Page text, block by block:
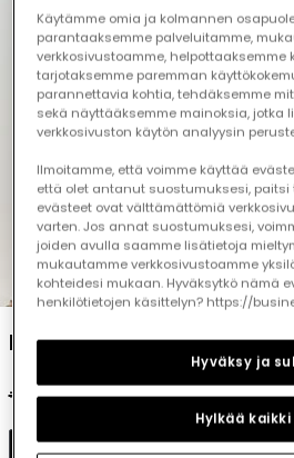
1 2 3 4
Beige shorts
€22.95 €11.45 €9.15
Add to
Käytämme omia ja kolmannen
parantaaksemme palveluitamme,
verkkosivustoamme,
tarjotaksemme paremman
parannettavia kohtia, tehdäksemme
sekä näyttääksemme mainoksia, jotka
verkkosivuston käytön analyysin
Ilmoitamme, että voimme käyttää
että olet antanut suostumuksesi,
evästeet ovat välttämättömiä
varten. Jos annat suostumuksesi,
joiden avulla saamme lisätietoja
mukautamme verkkosivustoamme
kohteidesi mukaan. Hyväksytkö nämä
henkilötietojen käsittelyn? https://
Hylkää kaikki
Hyväksy ja